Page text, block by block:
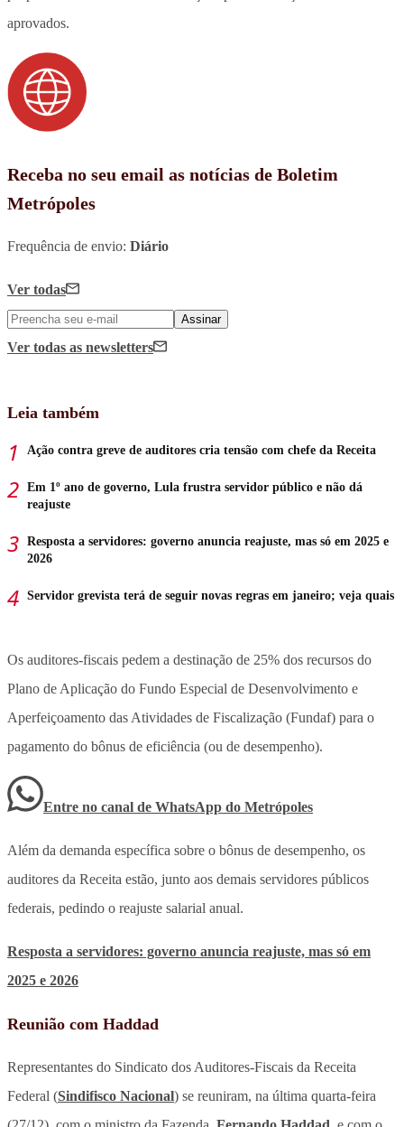
aprovados.
Receba no seu email as notícias de Boletim
Metrópoles
Frequência de envio: Diário
Ver todas
Assinar
Ver todas as newsletters
Leia também
Ação contra greve de auditores cria tensão com chefe da Receita
Em 1º ano de governo, Lula frustra servidor público e não dá
reajuste
Resposta a servidores: governo anuncia reajuste, mas só em 2025 e
2026
Servidor grevista terá de seguir novas regras em janeiro; veja quais
Os auditores-fiscais pedem a destinação de 25% dos recursos do
Plano de Aplicação do Fundo Especial de Desenvolvimento e
Aperfeiçoamento das Atividades de Fiscalização (Fundaf) para o
pagamento do bônus de eficiência (ou de desempenho).
Entre no canal de WhatsApp do Metrópoles
Além da demanda específica sobre o bônus de desempenho, os
auditores da Receita estão, junto aos demais servidores públicos
federais, pedindo o reajuste salarial anual.
Resposta a servidores: governo anuncia reajuste, mas só em
2025 e 2026
Reunião com Haddad
Representantes do Sindicato dos Auditores-Fiscais da Receita
Federal (Sindifisco Nacional) se reuniram, na última quarta-feira